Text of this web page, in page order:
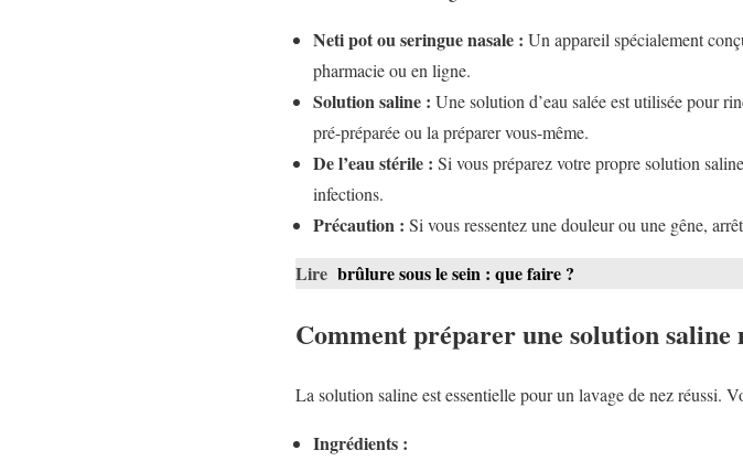
Neti pot ou seringue nasale : Un appareil spécialement
pharmacie ou en ligne.
Solution saline : Une solution d’eau salée est utilisée pour
pré-préparée ou la préparer vous-même.
De l’eau stérile : Si vous préparez votre propre solution
infections.
Précaution : Si vous ressentez une douleur ou une gêne,
Lire brûlure sous le sein : que faire ?
Comment préparer une solution saline
La solution saline est essentielle pour un lavage de nez réussi.
Ingrédients :